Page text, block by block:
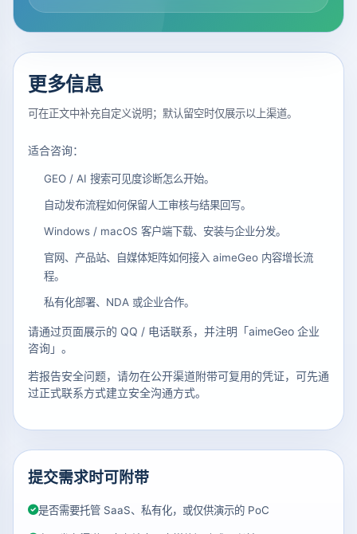
更多信息
可在正文中补充自定义说明；默认留空时仅展示以上渠道。
适合咨询：
GEO / AI 搜索可见度诊断怎么开始。
自动发布流程如何保留人工审核与结果回写。
Windows / macOS 客户端下载、安装与企业分发。
官网、产品站、自媒体矩阵如何接入 aimeGeo 内容增长流
程。
私有化部署、NDA 或企业合作。
请通过页面展示的 QQ / 电话联系，并注明「aimeGeo 企业
咨询」。
若报告安全问题，请勿在公开渠道附带可复用的凭证，可先通
过正式联系方式建立安全沟通方式。
提交需求时可附带
是否需要托管 SaaS、私有化，或仅供演示的 PoC